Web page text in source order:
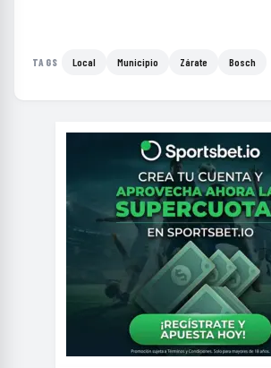
TAGS Local Municipio Zárate Bosch